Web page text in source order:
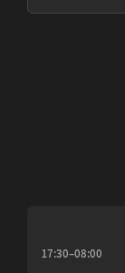
08:00–17:30